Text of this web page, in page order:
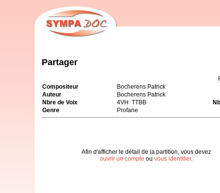
Partager
Compositeur
Bocherens Patrick
Auteur
Bocherens Patrick
Nbre de Voix
4VH TTBB
Genre
Profane
Afin d'afficher le détail de la partition, vous devez
ouvrir un compte ou vous identifier.